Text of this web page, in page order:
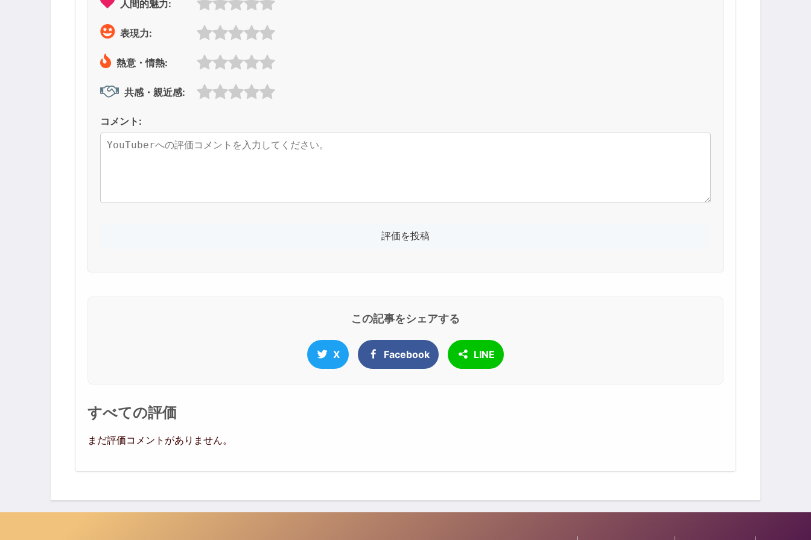
人間的魅力:
表現力:
熱意・情熱:
共感・親近感:
コメント:
この記事をシェアする
X Facebook LINE
すべての評価
まだ評価コメントがありません。